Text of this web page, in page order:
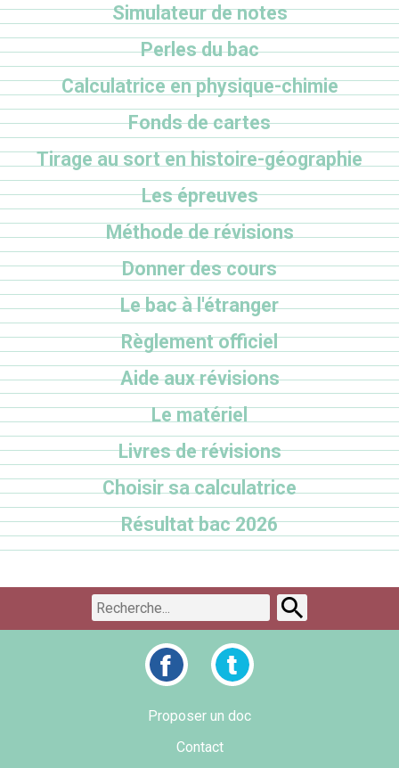
Simulateur de notes
Perles du bac
Calculatrice en physique-chimie
Fonds de cartes
Tirage au sort en histoire-géographie
Les épreuves
Méthode de révisions
Donner des cours
Le bac à l'étranger
Règlement officiel
Aide aux révisions
Le matériel
Livres de révisions
Choisir sa calculatrice
Résultat bac 2026
Proposer un doc
Contact